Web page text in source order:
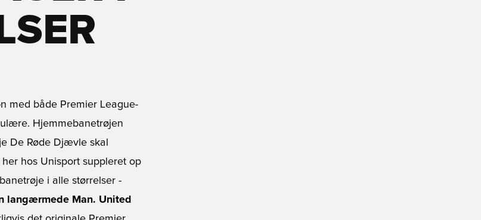
med både Premier League-
Hjemmebanetrøjen
De Røde Djævle skal
hos Unisport suppleret op
i alle størrelser -
langærmede Man. United